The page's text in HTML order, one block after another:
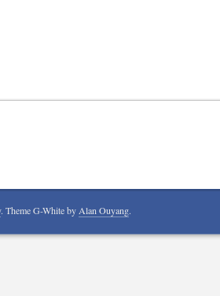
. Theme G-White by Alan Ouyang.